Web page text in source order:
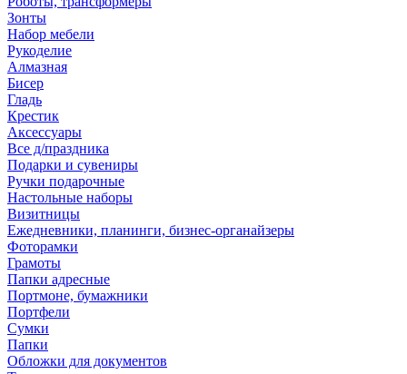
Зонты
Набор мебели
Рукоделие
Алмазная
Бисер
Гладь
Крестик
Аксессуары
Все д/праздника
Подарки и сувениры
Ручки подарочные
Настольные наборы
Визитницы
Ежедневники, планинги, бизнес-органайзеры
Фоторамки
Грамоты
Папки адресные
Портмоне, бумажники
Портфели
Сумки
Папки
Обложки для документов